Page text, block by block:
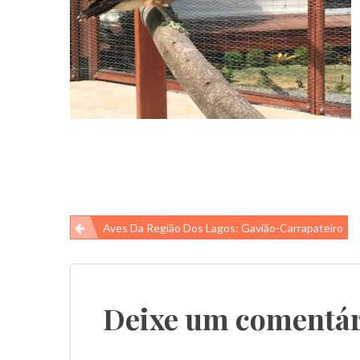
Navegação
de
Aves Da Região Dos Lagos: Gavião-Carrapateiro
Deixe um